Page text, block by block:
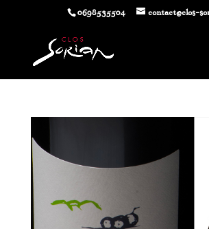
0698535504 contact@clos-